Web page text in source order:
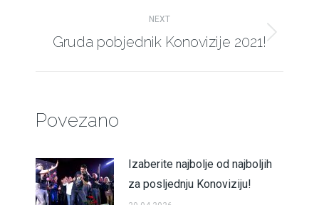
NEXT
Next
Gruda pobjednik Konovizije 2021!
Povezano
Izaberite najbolje od najboljih
za posljednju Konoviziju!